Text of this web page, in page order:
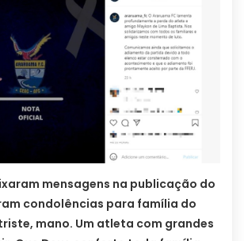
mensagens na publicação do
condolências para família do
mano. Um atleta com grandes